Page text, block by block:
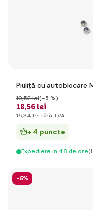
Piuliță cu autoblocare
18,56 lei
19,52 lei(-5 %)
15,34 lei fără TVA
+ 4 puncte
Expediere in 48 de ore
-5%